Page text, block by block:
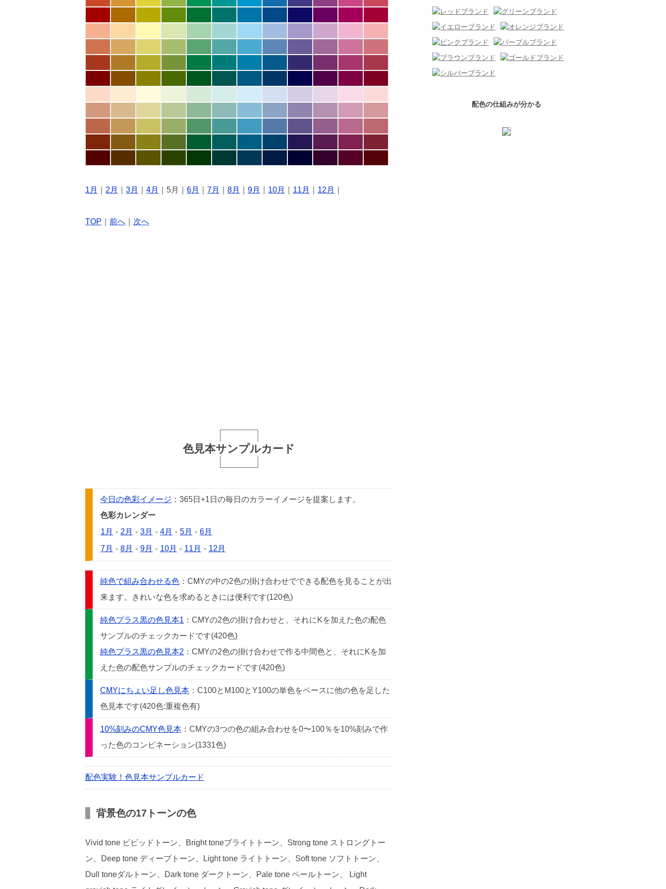
1月 2月 3月 4月 ｜5月｜ 6月 7月 8月 9月 10月 11月 12月
TOP 前へ 次へ
色見本サンプルカード
今日の色彩イメージ ：365日+1日の毎日のカラーイメージを提案します。
色彩カレンダー
1月 - 2月 - 3月 - 4月 - 5月 - 6月
7月 - 8月 - 9月 - 10月 - 11月 - 12月
純色で組み合わせる色 ：CMYの中の2色の掛け合わせでできる配色を見ることが出
来ます。きれいな色を求めるときには便利です(120色)
純色プラス黒の色見本1 ：CMYの2色の掛け合わせと、それにKを加えた色の配色
サンプルのチェックカードです(420色)
純色プラス黒の色見本2 ：CMYの2色の掛け合わせで作る中間色と、それにKを加
えた色の配色サンプルのチェックカードです(420色)
CMYにちょい足し色見本 ：C100とM100とY100の単色をベースに他の色を足した
色見本です(420色:重複色有)
10%刻みのCMY色見本 ：CMYの3つの色の組み合わせを0〜100％を10%刻みで作
った色のコンビネーション(1331色)
配色実験！色見本サンプルカード
背景色の17トーンの色
Vivid tone ビビッドトーン、Bright toneブライトトーン、Strong tone ストロングトー
ン、Deep tone ディープトーン、Light tone ライトトーン、Soft tone ソフトトーン、
Dull toneダルトーン、Dark tone ダークトーン、Pale tone ペールトーン、 Light
配色の仕組みが分かる